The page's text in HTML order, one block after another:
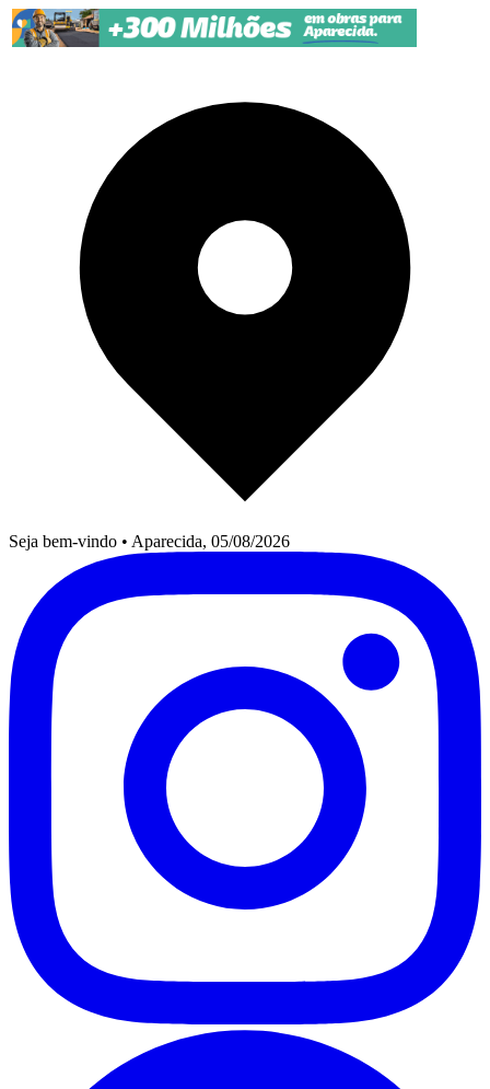
Pular para o conteúdo
Seja bem-vindo • Aparecida, 05/08/2026